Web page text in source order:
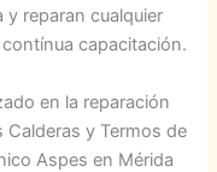
reparan cualquier
capacitación.
en la reparación
y Termos de
Aspes en Mérida